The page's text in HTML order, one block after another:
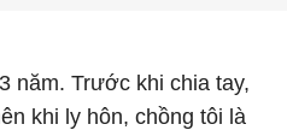
năm. Trước khi chia tay,
khi ly hôn, chồng tôi là